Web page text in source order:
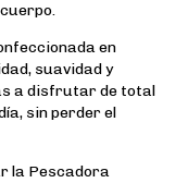
en
suavidad y
a disfrutar de total
sin perder el
la Pescadora